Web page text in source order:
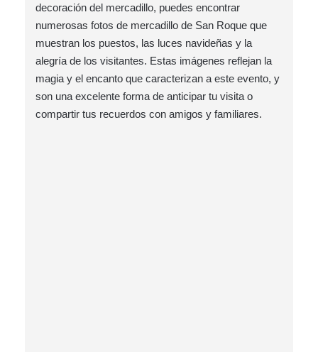
decoración del mercadillo, puedes encontrar
numerosas fotos de mercadillo de San Roque que
muestran los puestos, las luces navideñas y la
alegría de los visitantes. Estas imágenes reflejan la
magia y el encanto que caracterizan a este evento, y
son una excelente forma de anticipar tu visita o
compartir tus recuerdos con amigos y familiares.